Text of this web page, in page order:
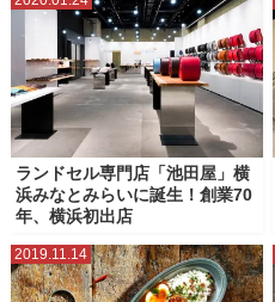
ランドセル専門店「池田屋」横
浜みなとみらいに誕生！創業70
年、横浜初出店
2019.11.14